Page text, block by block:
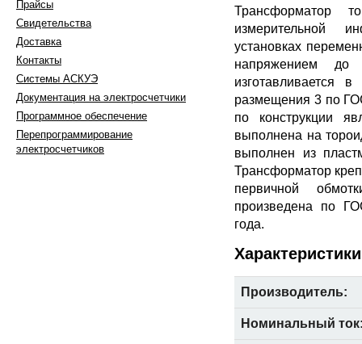
Трансформатор
измерительной
установках
напряжением до
изготавливается
размещения 3 по
по конструкции
выполнена на
выполнен из
Трансформатор
первичной
произведена по
года.
Производитель:
Номинальный
Прайсы
Свидетельства
Доставка
Контакты
Системы АСКУЭ
Документация на электросчетчики
Программное обеспечение
Перепрограммирование
электросчетчиков